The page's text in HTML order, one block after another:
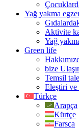
Yağ yakma
Aktivite
Yağ
Green life
bize
Temsil
Eleştiri ve
Türkçe
Arapça
Kürtçe
Farsça